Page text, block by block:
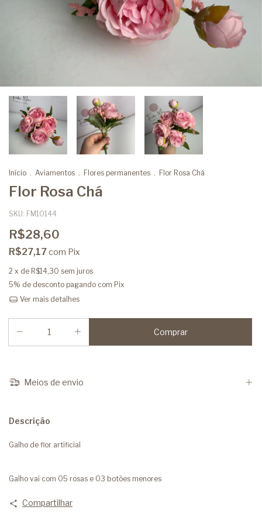
Início . Aviamentos . Flores permanentes . Flor Rosa Chá
Flor Rosa Chá
SKU: FM10144
R$28,60
R$27,17com Pix
2 x de R$14,30 sem juros
5% de desconto pagando com Pix
Ver mais detalhes
Meios de envio
Descrição
Galho de flor artificial
Galho vai com 05 rosas e 03 botões menores
Compartilhar